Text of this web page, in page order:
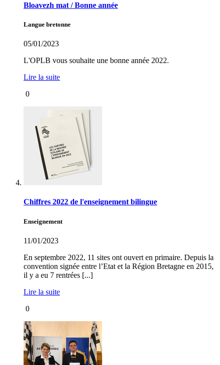
Bloavezh mat / Bonne année
Langue bretonne
05/01/2023
L'OPLB vous souhaite une bonne année 2022.
Lire la suite
0
Chiffres 2022 de l'enseignement bilingue
Enseignement
11/01/2023
En septembre 2022, 11 sites ont ouvert en primaire. Depuis la
convention signée entre l’Etat et la Région Bretagne en 2015,
il y a eu 7 rentrées [...]
Lire la suite
0